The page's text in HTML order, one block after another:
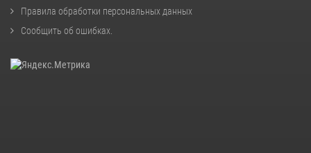
Правила обработки персональных данных
Сообщить об ошибках